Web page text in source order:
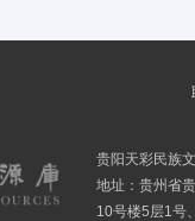
贵阳天彩民族
地址：贵州省
10号楼5层1号